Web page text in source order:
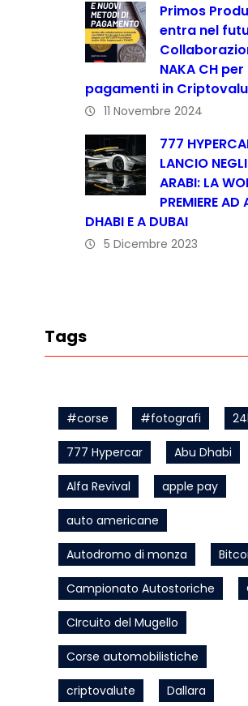
Primos
entra nel
NAKA CH per
pagamenti in
11 Novembre 2024
777
LANCIO
ARABI: LA
PREMIERE AD
DHABI E A DUBAI
5 Dicembre 2023
Tags
#corse #fotografi
777 Hypercar Abu Dhabi
Alfa Revival apple pay
auto americane
Autodromo di monza
Campionato Autostoriche
CIrcuito del Mugello
Corse automobilistiche
criptovalute Dallara